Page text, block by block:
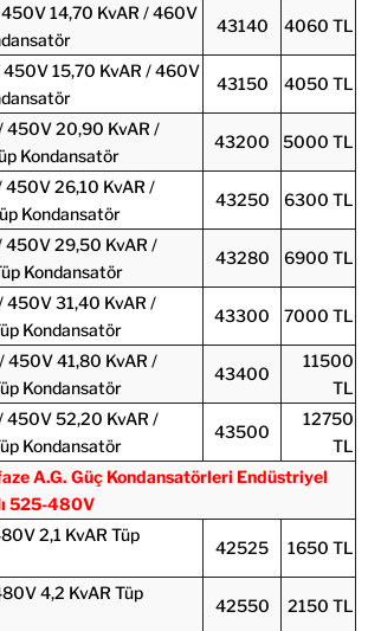
14,70 KvAR / 460V
43140 4060 TL
450V 15,70 KvAR / 460V
43150 4050 TL
450V 20,90 KvAR /
Kondansatör
43200 5000 TL
450V 26,10 KvAR /
Kondansatör
43250 6300 TL
450V 29,50 KvAR /
Kondansatör
43280 6900 TL
450V 31,40 KvAR /
Kondansatör
43300 7000 TL
/ 450V 41,80 KvAR /
Kondansatör
43400
11500
TL
450V 52,20 KvAR /
Kondansatör
43500
12750
TL
A.G. Güç Kondansatörleri Endüstriyel
525-480V
2,1 KvAR Tüp
42525 1650 TL
4,2 KvAR Tüp
42550 2150 TL